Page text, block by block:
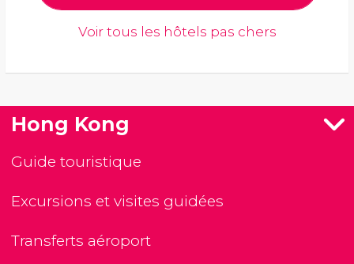
Voir tous les hôtels pas chers
Hong Kong
Guide touristique
Excursions et visites guidées
Transferts aéroport